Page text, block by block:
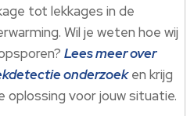
tot lekkages in de
Wil je weten hoe wij
Lees meer over
onderzoeken krijg
voor jouw situatie.